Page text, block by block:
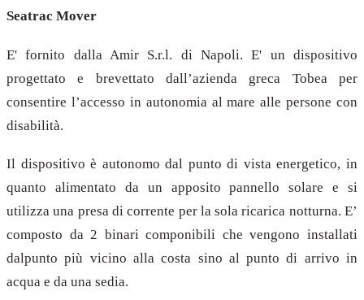
Seatrac Mover
E'fornito dalla Amir S.r.l. di Napoli. E' un dispositivo
progettato e brevettato dall’azienda greca Tobea per
consentire l’accesso in autonomia al mare alle persone con
disabilità.
Il dispositivo è autonomo dal punto di vista energetico, in
quanto alimentato da un apposito pannello solare e si
utilizza una presa di corrente per la sola ricarica notturna. E’
composto da 2 binari componibili che vengono installati
dalpunto più vicino alla costa sino al punto di arrivo in
acqua e da una sedia.